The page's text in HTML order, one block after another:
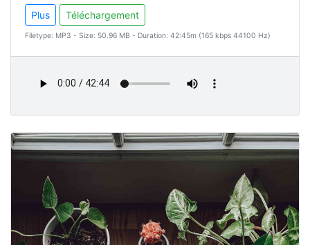
Plus Téléchargement
Filetype: MP3 - Size: 50.96 MB - Duration: 42:45m (165 kbps 44100 Hz)